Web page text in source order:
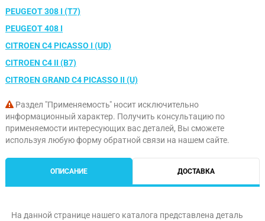
PEUGEOT 308 I (T7)
PEUGEOT 408 I
CITROEN C4 PICASSO I (UD)
CITROEN C4 II (B7)
CITROEN GRAND C4 PICASSO II (U)
Раздел "Применяемость" носит исключительно
информационный характер. Получить консультацию по
применяемости интересующих вас деталей, Вы сможете
используя любую форму обратной связи на нашем сайте.
ОПИСАНИЕ ДОСТАВКА
На данной странице нашего каталога представлена деталь